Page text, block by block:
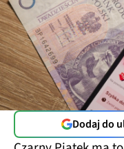
Dodaj do